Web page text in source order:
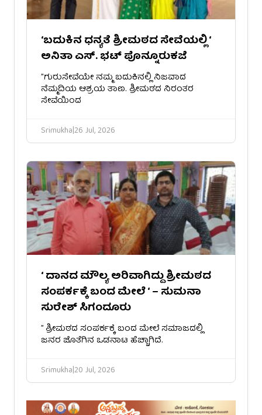
‘ಬದುಕಿನ ಧನ್ಯತೆ ಶ್ರೀಮಠದ ಸೇವೆಯಲ್ಲಿ ‘
ಅನಿತಾ ಎಸ್. ಭಟ್ ಪೊನ್ನೂರುಕಜೆ
​”ಗುರುಸೇವೆಯೇ ನಮ್ಮ ಬದುಕಿನಲ್ಲಿ ನಿಜವಾದ
ನೆಮ್ಮದಿಯ ಆಶ್ರಯ ತಾಣ. ಶ್ರೀಮಠದ ನಿರಂತರ
ಸೇವೆಯಿಂದ
Srimukha|26 Jul, 2026
‘ ದಾನದ ಮೌಲ್ಯ ಅರಿವಾಗಿದ್ದು ಶ್ರೀಮಠದ
ಸಂಪರ್ಕಕ್ಕೆ ಬಂದ ಮೇಲೆ ‘ – ಸುಮನಾ
ಸುರೇಶ್ ಸಿಗಂದೂರು
​” ಶ್ರೀಮಠದ ಸಂಪರ್ಕಕ್ಕೆ ಬಂದ ಮೇಲೆ ಸಮಾಜದಲ್ಲಿ
ಜನರ ಜೊತೆಗಿನ ಒಡನಾಟ ಹೆಚ್ಚಾಗಿದೆ.
Srimukha|20 Jul, 2026